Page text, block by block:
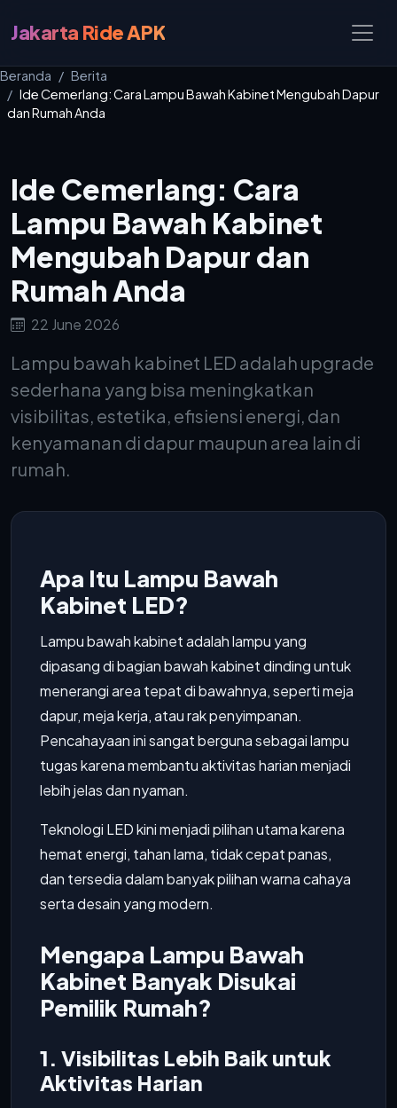
Jakarta Ride APK
Beranda
Berita
Ide Cemerlang: Cara Lampu Bawah Kabinet Mengubah Dapur
dan Rumah Anda
Ide Cemerlang: Cara
Lampu Bawah Kabinet
Mengubah Dapur dan
Rumah Anda
22 June 2026
Lampu bawah kabinet LED adalah upgrade
sederhana yang bisa meningkatkan
visibilitas, estetika, efisiensi energi, dan
kenyamanan di dapur maupun area lain di
rumah.
Apa Itu Lampu Bawah
Kabinet LED?
Lampu bawah kabinet adalah lampu yang
dipasang di bagian bawah kabinet dinding untuk
menerangi area tepat di bawahnya, seperti meja
dapur, meja kerja, atau rak penyimpanan.
Pencahayaan ini sangat berguna sebagai lampu
tugas karena membantu aktivitas harian menjadi
lebih jelas dan nyaman.
Teknologi LED kini menjadi pilihan utama karena
hemat energi, tahan lama, tidak cepat panas,
dan tersedia dalam banyak pilihan warna cahaya
serta desain yang modern.
Mengapa Lampu Bawah
Kabinet Banyak Disukai
Pemilik Rumah?
1. Visibilitas Lebih Baik untuk
Aktivitas Harian